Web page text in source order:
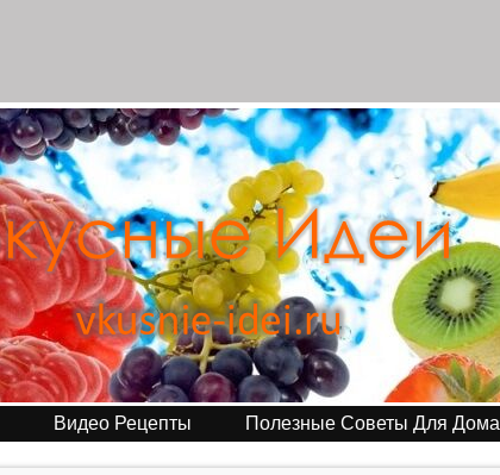
Видео Рецепты Полезные Советы Для Дома